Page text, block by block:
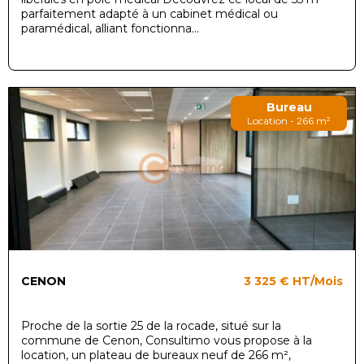
parfaitement adapté à un cabinet médical ou
paramédical, alliant fonctionna...
Bureau
Location - 266 m²
CENON 3 325 € HT/Mois
Proche de la sortie 25 de la rocade, situé sur la
commune de Cenon, Consultimo vous propose à la
location, un plateau de bureaux neuf de 266 m²,